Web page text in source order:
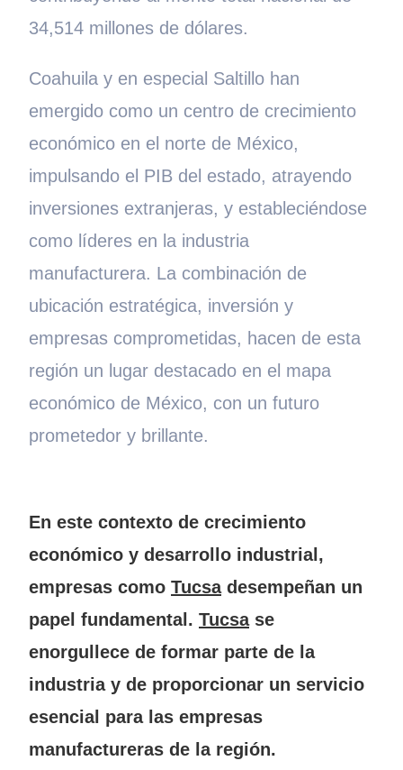
34,514 millones de dólares.
Coahuila y en especial Saltillo han
emergido como un centro de crecimiento
económico en el norte de México,
impulsando el PIB del estado, atrayendo
inversiones extranjeras, y estableciéndose
como líderes en la industria
manufacturera. La combinación de
ubicación estratégica, inversión y
empresas comprometidas, hacen de esta
región un lugar destacado en el mapa
económico de México, con un futuro
prometedor y brillante.
En este contexto de crecimiento
económico y desarrollo industrial,
empresas como Tucsadesempeñan un
papel fundamental. Tucsase
enorgullece de formar parte de la
industria y de proporcionar un servicio
esencial para las empresas
manufactureras de la región.